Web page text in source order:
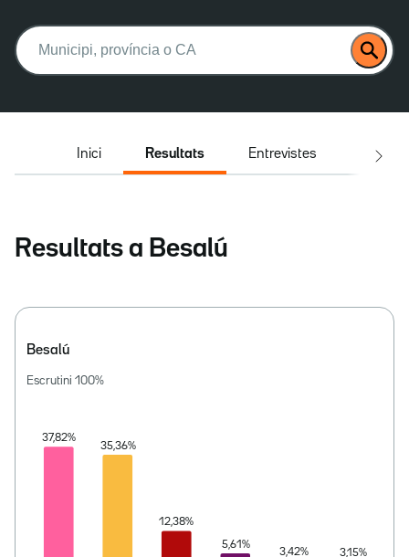
Buscar:
Inici Resultats Entrevistes El
Resultats a Besalú
Besalú
Escrutini 100%